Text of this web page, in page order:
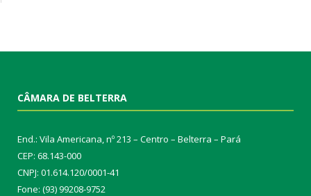
CÂMARA DE BELTERRA
End.: Vila Americana, nº 213 – Centro – Belterra – Pará
CEP: 68.143-000
CNPJ: 01.614.120/0001-41
Fone: (93) 99208-9752